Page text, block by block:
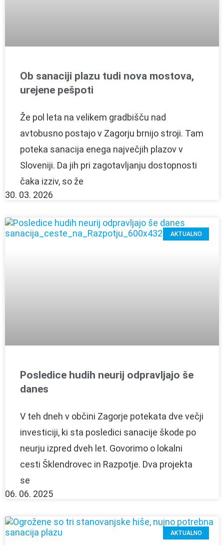
Ob sanaciji plazu tudi nova mostova,
urejene pešpoti
Že pol leta na velikem gradbišču nad
avtobusno postajo v Zagorju brnijo stroji. Tam
poteka sanacija enega največjih plazov v
Sloveniji. Da jih pri zagotavljanju dostopnosti
čaka izziv, so že
30. 03. 2026
AKTUALNO
Posledice hudih neurij odpravljajo še
danes
V teh dneh v občini Zagorje potekata dve večji
investiciji, ki sta posledici sanacije škode po
neurju izpred dveh let. Govorimo o lokalni
cesti Šklendrovec in Razpotje. Dva projekta
se
06. 06. 2025
AKTUALNO